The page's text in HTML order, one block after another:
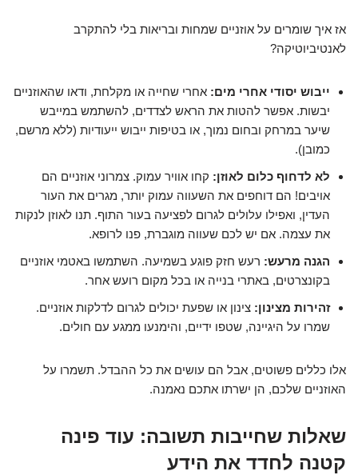
אז איך שומרים על אוזניים שמחות ובריאות בלי להתקרב
לאנטיביוטיקה?
ייבוש יסודי אחרי מים: אחרי שחייה או מקלחת, ודאו שהאוזניים
יבשות. אפשר להטות את הראש לצדדים, להשתמש במייבש
שיער במרחק ובחום נמוך, או בטיפות ייבוש ייעודיות (ללא מרשם,
כמובן).
לא לדחוף כלום לאוזן: קחו אוויר עמוק. צמרוני אוזניים הם
אויבים! הם דוחפים את השעווה עמוק יותר, מגרים את העור
העדין, ואפילו עלולים לגרום לפציעה בעור התוף. תנו לאוזן לנקות
את עצמה. אם יש לכם שעווה מוגברת, פנו לרופא.
הגנה מרעש: רעש חזק פוגע בשמיעה. השתמשו באטמי אוזניים
בקונצרטים, באתרי בנייה או בכל מקום רועש אחר.
זהירות מצינון: צינון או שפעת יכולים לגרום לדלקות אוזניים.
שמרו על היגיינה, שטפו ידיים, והימנעו ממגע עם חולים.
אלו כללים פשוטים, אבל הם עושים את כל ההבדל. תשמרו על
האוזניים שלכם, הן ישרתו אתכם נאמנה.
שאלות שחייבות תשובה: עוד פינה
קטנה לחדד את הידע